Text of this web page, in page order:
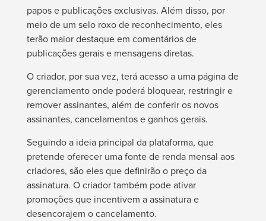
papos e publicações exclusivas. Além disso, por
meio de um selo roxo de reconhecimento, eles
terão maior destaque em comentários de
publicações gerais e mensagens diretas.
O criador, por sua vez, terá acesso a uma página de
gerenciamento onde poderá bloquear, restringir e
remover assinantes, além de conferir os novos
assinantes, cancelamentos e ganhos gerais.
Seguindo a ideia principal da plataforma, que
pretende oferecer uma fonte de renda mensal aos
criadores, são eles que definirão o preço da
assinatura. O criador também pode ativar
promoções que incentivem a assinatura e
desencorajem o cancelamento.